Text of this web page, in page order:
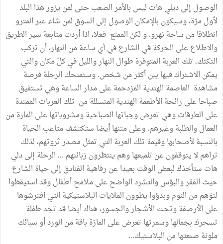
الوصول إلىديلي هات ليس بالأمرالصعبحتى لمن يزورهذا البلد
لأولمرّة،وسيكون بالإمكان الوصول إلى السوق لمن شاءعبرالمترو
انطلاقامن ساحة نهرو.ولكنّ الممتع فعلا،اذاأردتمتابعة سيرالطريق
والاطلاععلى الحركةفي الشارعفيأي ساعةمن النهار،أن تركب
التكتك،تلك العربة المتوفرة طوال النهاروالليلفيكلّمكانوالتي
يمكن الاشتراكفيها بينأكثرمن شخص.وستمنحك الرحلةفرصة
مشاهدة العاصمة الهندية المزدحمةعلىمدارالساعةوهي تستفيق
صباحاعلى رائحة الأطعمة الهندية المتسللةمن تلك العربات الممتدة
على الطرقاتوهي تعرضوجباتها الصباحيةومشروباتهاعلى المارةمن
العمالوالطلبةوغيرهم،وعلىمتنهاأيضا ستكتشفمتاعب الحياة
بالنسبة لأصحابهاوقيمة تلك العربة التي تمثلمصدرثروتهم،لذلك
تراهم لايتوقفونعن تلميعهاوهم ينتظرون زبائنهم ... الرحلة إلىدلي
هات ستأخذكلبعض الوقت بعيداعن رفاهية الفنادق إلىحياة الشارع
حيث الفقروالبؤسوالتشردالواضحعلىملامحأطفالوقداستيقظوا
لتوّهممن النوموبدؤوا يطوون الملايات البلاستيكية التي افترشوها
على الٲرصفةوتحت الأشجاروالجسور،هناكأيضاقدتجدطفلة
تسحركبجمالهاوسمرتها تعرضعلى المارّة باقةمن الوردأوسبائك
ملونة صنعتهامن البلاستيك...